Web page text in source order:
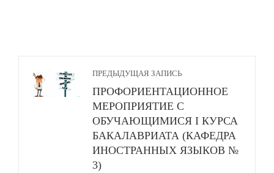
ПРЕДЫДУЩАЯ ЗАПИСЬ
ПРОФОРИЕНТАЦИОННОЕ
МЕРОПРИЯТИЕ С
ОБУЧАЮЩИМИСЯ I КУРСА
БАКАЛАВРИАТА (КАФЕДРА
ИНОСТРАННЫХ ЯЗЫКОВ №
3)